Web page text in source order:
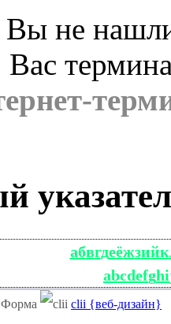
не
абвгдеёжзийк
abcdefghi
clii {веб-дизайн}